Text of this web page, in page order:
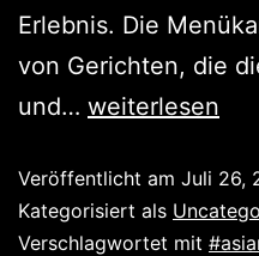
Erlebnis. Die
von Gerichten, die
und… weiterlesen
Veröffentlicht am Juli 26,
Kategorisiert als
Verschlagwortet mit